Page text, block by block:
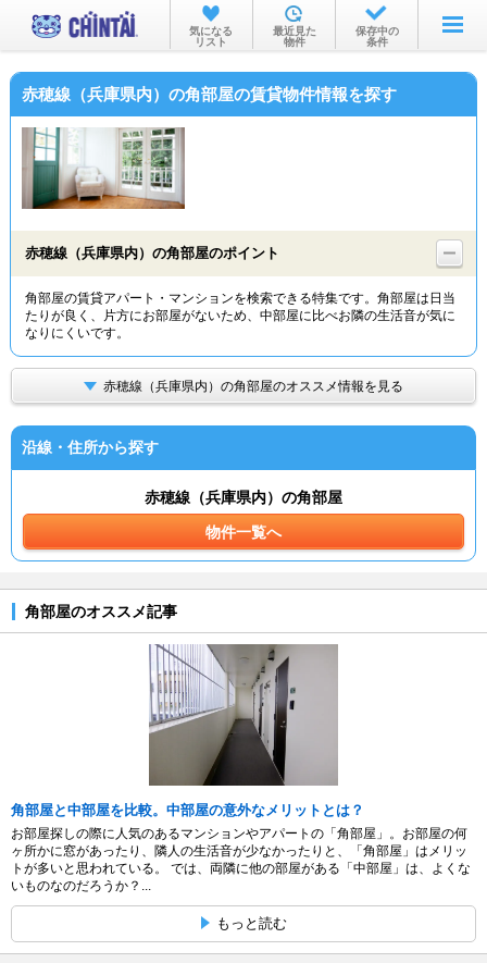
お部屋を探す
沿線・駅から
物件特集から
TOP
気になる
リスト
最近見た
物件
保存中の
条件
赤穂線（兵庫県内）の角部屋の賃貸物件情報を探す
赤穂線（兵庫県内）の角部屋のポイント
角部屋の賃貸アパート・マンションを検索できる特集です。角部屋は日当
たりが良く、片方にお部屋がないため、中部屋に比べお隣の生活音が気に
なりにくいです。
赤穂線（兵庫県内）の角部屋のオススメ情報を見る
沿線・住所から探す
赤穂線（兵庫県内）の角部屋
物件一覧へ
角部屋のオススメ記事
角部屋と中部屋を比較。中部屋の意外なメリットとは？
お部屋探しの際に人気のあるマンションやアパートの「角部屋」。お部屋の何
ヶ所かに窓があったり、隣人の生活音が少なかったりと、「角部屋」はメリッ
トが多いと思われている。 では、両隣に他の部屋がある「中部屋」は、よくな
いものなのだろうか？...
もっと読む